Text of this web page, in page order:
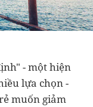
- một hiện
lựa chọn -
muốn giảm